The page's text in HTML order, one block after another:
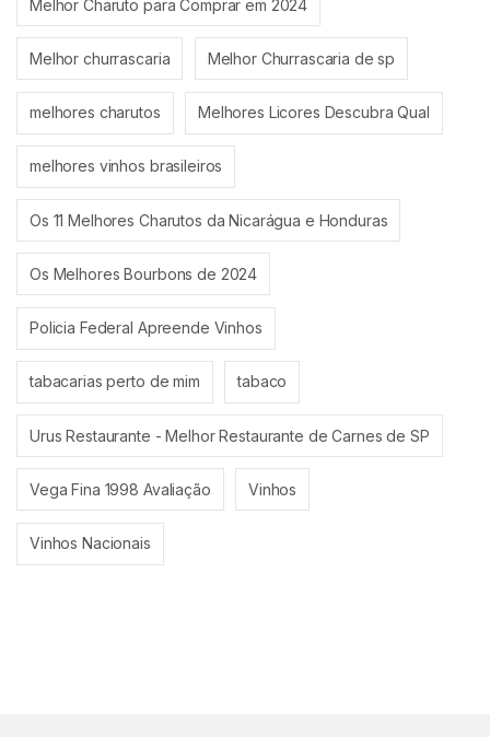
Melhor Charuto para Comprar em 2024
Melhor churrascaria Melhor Churrascaria de sp
melhores charutos Melhores Licores Descubra Qual
melhores vinhos brasileiros
Os 11 Melhores Charutos da Nicarágua e Honduras
Os Melhores Bourbons de 2024
Policia Federal Apreende Vinhos
tabacarias perto de mim tabaco
Urus Restaurante - Melhor Restaurante de Carnes de SP
Vega Fina 1998 Avaliação Vinhos
Vinhos Nacionais